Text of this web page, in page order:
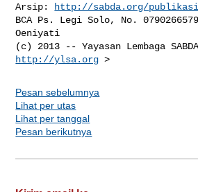
Arsip:
http://sabda.org/
BCA Ps. Legi Solo, No.
Oeniyati
http://ylsa.org
Pesan sebelumnya
Lihat per utas
Lihat per tanggal
Pesan berikutnya